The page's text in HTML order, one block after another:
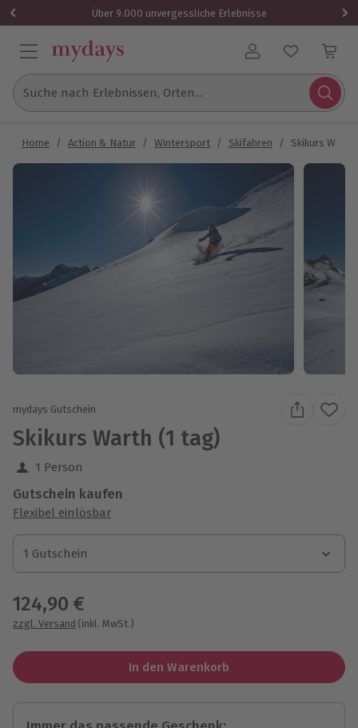
Über 9.000 unvergessliche Erlebnisse
Benutzerkonto
Suche nach Erlebnissen, Orten...
Home / Action & Natur / Wintersport / Skifahren / Skikurs Warth
mydays Gutschein
Skikurs Warth (1 tag)
1 Person
Gutschein kaufen
Flexibel einlösbar
1 Gutschein
1 Gutschein
1 Gutschein
124,90 €
zzgl. Versand (inkl. MwSt.)
In den Warenkorb